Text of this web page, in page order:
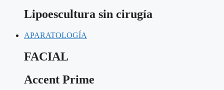
Lipoescultura sin cirugía
APARATOLOGÍA
FACIAL
Accent Prime